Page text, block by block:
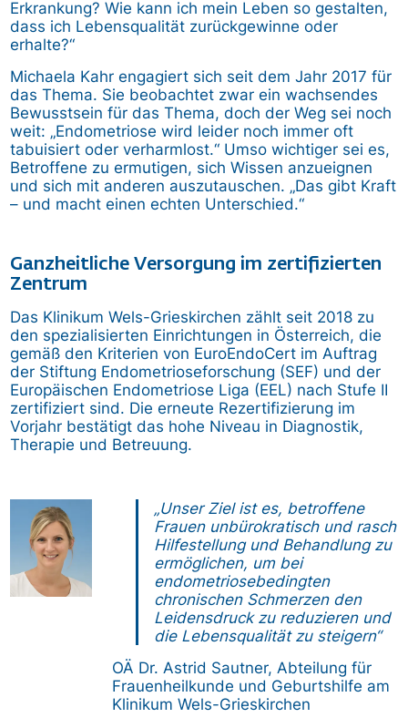
Erkrankung? Wie kann ich mein Leben so gestalten,
dass ich Lebensqualität zurückgewinne oder
erhalte?“
Michaela Kahr engagiert sich seit dem Jahr 2017 für
das Thema. Sie beobachtet zwar ein wachsendes
Bewusstsein für das Thema, doch der Weg sei noch
weit: „Endometriose wird leider noch immer oft
tabuisiert oder verharmlost.“ Umso wichtiger sei es,
Betroffene zu ermutigen, sich Wissen anzueignen
und sich mit anderen auszutauschen. „Das gibt Kraft
– und macht einen echten Unterschied.“
Ganzheitliche Versorgung im zertifizierten
Zentrum
Das Klinikum Wels-Grieskirchen zählt seit 2018 zu
den spezialisierten Einrichtungen in Österreich, die
gemäß den Kriterien von EuroEndoCert im Auftrag
der Stiftung Endometrioseforschung (SEF) und der
Europäischen Endometriose Liga (EEL) nach Stufe II
zertifiziert sind. Die erneute Rezertifizierung im
Vorjahr bestätigt das hohe Niveau in Diagnostik,
Therapie und Betreuung.
„Unser Ziel ist es, betroffene
Frauen unbürokratisch und rasch
Hilfestellung und Behandlung zu
ermöglichen, um bei
endometriosebedingten
chronischen Schmerzen den
Leidensdruck zu reduzieren und
die Lebensqualität zu steigern“
OÄ Dr. Astrid Sautner, Abteilung für
Frauenheilkunde und Geburtshilfe am
Klinikum Wels-Grieskirchen